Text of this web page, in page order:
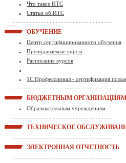
Что такое ИТС
Статьи об ИТС
ОБУЧЕНИЕ
Центр сертифицированного обучения
Преподаваемые курсы
Расписание курсов
1С:Профессионал - сертификация
БЮДЖЕТНЫМ ОРГАНИЗАЦИЯМ
Образовательным учреждениям
ТЕХНИЧЕСКОЕ
ЭЛЕКТРОННАЯ ОТЧЕТНОСТЬ